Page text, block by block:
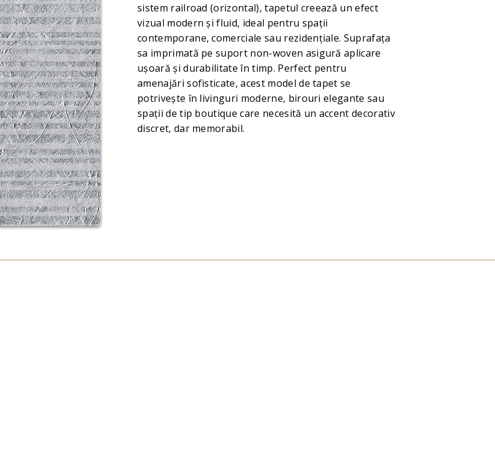
sistem railroad (orizontal), tapetul creează un efect
vizual modern și fluid, ideal pentru spații
contemporane, comerciale sau rezidențiale. Suprafața
sa imprimată pe suport non-woven asigură aplicare
ușoară și durabilitate în timp. Perfect pentru
amenajări sofisticate, acest model de tapet se
potrivește în livinguri moderne, birouri elegante sau
spații de tip boutique care necesită un accent decorativ
discret, dar memorabil.